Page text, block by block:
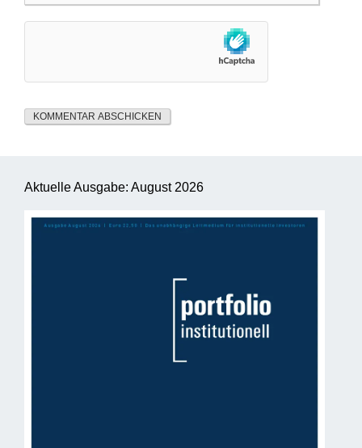
Aktuelle Ausgabe: August 2026